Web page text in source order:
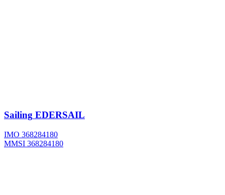
Sailing EDERSAIL
IMO 368284180
MMSI 368284180